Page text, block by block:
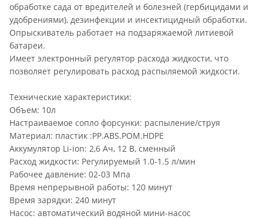
обработке сада от вредителей и болезней (гербицидами и
удобрениями), дезинфекции и инсектицидный обработки.
Опрыскиватель работает на подзаряжаемой литиевой
батареи.
Имеет электронный регулятор расхода жидкости, что
позволяет регулировать расход распыляемой жидкости.
Технические характеристики:
Объем: 10л
Настраиваемое сопло форсунки: распыление/струя
Материал: пластик :PP.ABS.POM.HDPE
Аккумулятор Li-ion: 2,6 Ач, 12 В, сменный
Расход жидкости: Регулируемый 1.0-1.5 л/мин
Рабочее давление: 02-03 Мпа
Время непрерывной работы: 120 минут
Время зарядки: 240 минут
Насос: автоматический водяной мини-насос